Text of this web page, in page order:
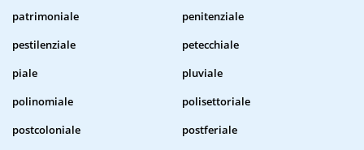
patrimoniale
penitenziale
pestilenziale
petecchiale
piale
pluviale
polinomiale
polisettoriale
postcoloniale
postferiale